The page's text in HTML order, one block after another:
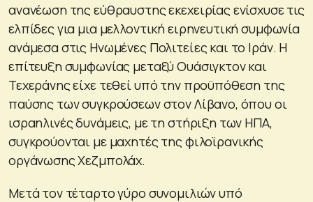
ανανέωση της εύθραυστης εκεχειρίας ενίσχυσε τις
ελπίδες για μια μελλοντική ειρηνευτική συμφωνία
ανάμεσα στις Ηνωμένες Πολιτείες και το Ιράν. Η
επίτευξη συμφωνίας μεταξύ Ουάσιγκτον και
Τεχεράνης είχε τεθεί υπό την προϋπόθεση της
παύσης των συγκρούσεων στον Λίβανο, όπου οι
ισραηλινές δυνάμεις, με τη στήριξη των ΗΠΑ,
συγκρούονται με μαχητές της φιλοϊρανικής
οργάνωσης Χεζμπολάχ.
Μετά τον τέταρτο γύρο συνομιλιών υπό